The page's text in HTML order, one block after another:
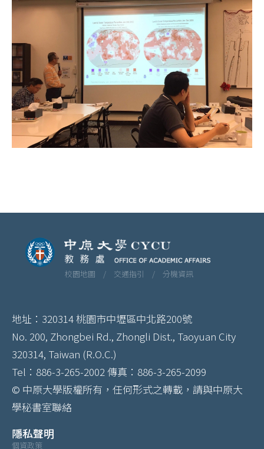
校園地圖 / 交通指引 / 分機資訊
地址：320314 桃園市中壢區中北路200號
No. 200, Zhongbei Rd., Zhongli Dist., Taoyuan City
320314, Taiwan (R.O.C.)
Tel：886-3-265-2002 傳真：886-3-265-2099
© 中原大學版權所有，任何形式之轉載，請與中原大
學秘書室聯絡
隱私聲明
個資政策